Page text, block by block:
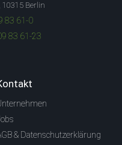
10315 Berlin
83 61-0
83 61-23
& Datenschutzerklärung